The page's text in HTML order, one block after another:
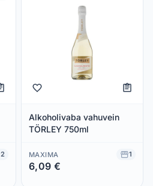
2
Alkoholivaba vahuvein
TÖRLEY 750ml
MAXIMA 1
6,09 €